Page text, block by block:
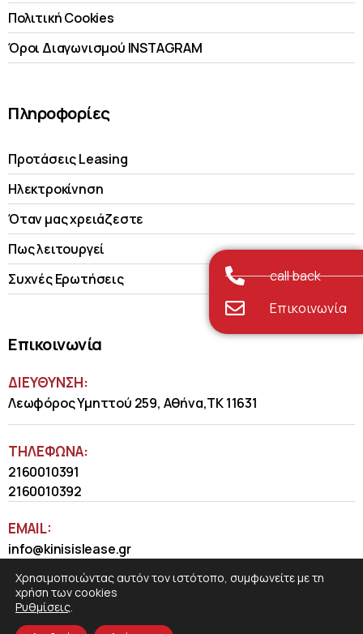
Πολιτική Cookies
Όροι Διαγωνισμού INSTAGRAM
Πληροφορίες
Προτάσεις Leasing
Ηλεκτροκίνηση
Όταν μας χρειάζεστε
Πως λειτουργεί
Συχνές Ερωτήσεις
Επικοινωνία
ΔΙΕΥΘΥΝΣΗ:
Λεωφόρος Υμηττού 259, Αθήνα,ΤΚ 11631
ΤΗΛΈΦΩΝΑ:
2160010391
2160010392
EMAIL:
info@kinisislease.gr
call back
Επικοινωνία
Χρησιμοποιώντας αυτόν τον ιστότοπο, συμφωνείτε με τη
χρήση των cookies
Ρυθμίσεις.